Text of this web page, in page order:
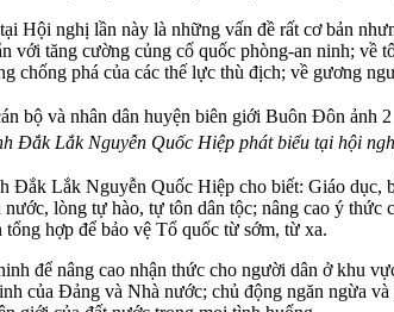
Hội nghị lần này là những vấn đề rất cơ bản
với tăng cường củng cố quốc phòng-an ninh;
chống phá của các thế lực thù địch; về gương
Đắk Lắk Nguyễn Quốc Hiệp phát biểu tại hội
Đắk Lắk Nguyễn Quốc Hiệp cho biết: Giáo
lòng tự hào, tự tôn dân tộc; nâng cao ý
hợp để bảo vệ Tổ quốc từ sớm, từ xa.
để nâng cao nhận thức cho người dân ở khu
của Đảng và Nhà nước; chủ động ngăn ngừa